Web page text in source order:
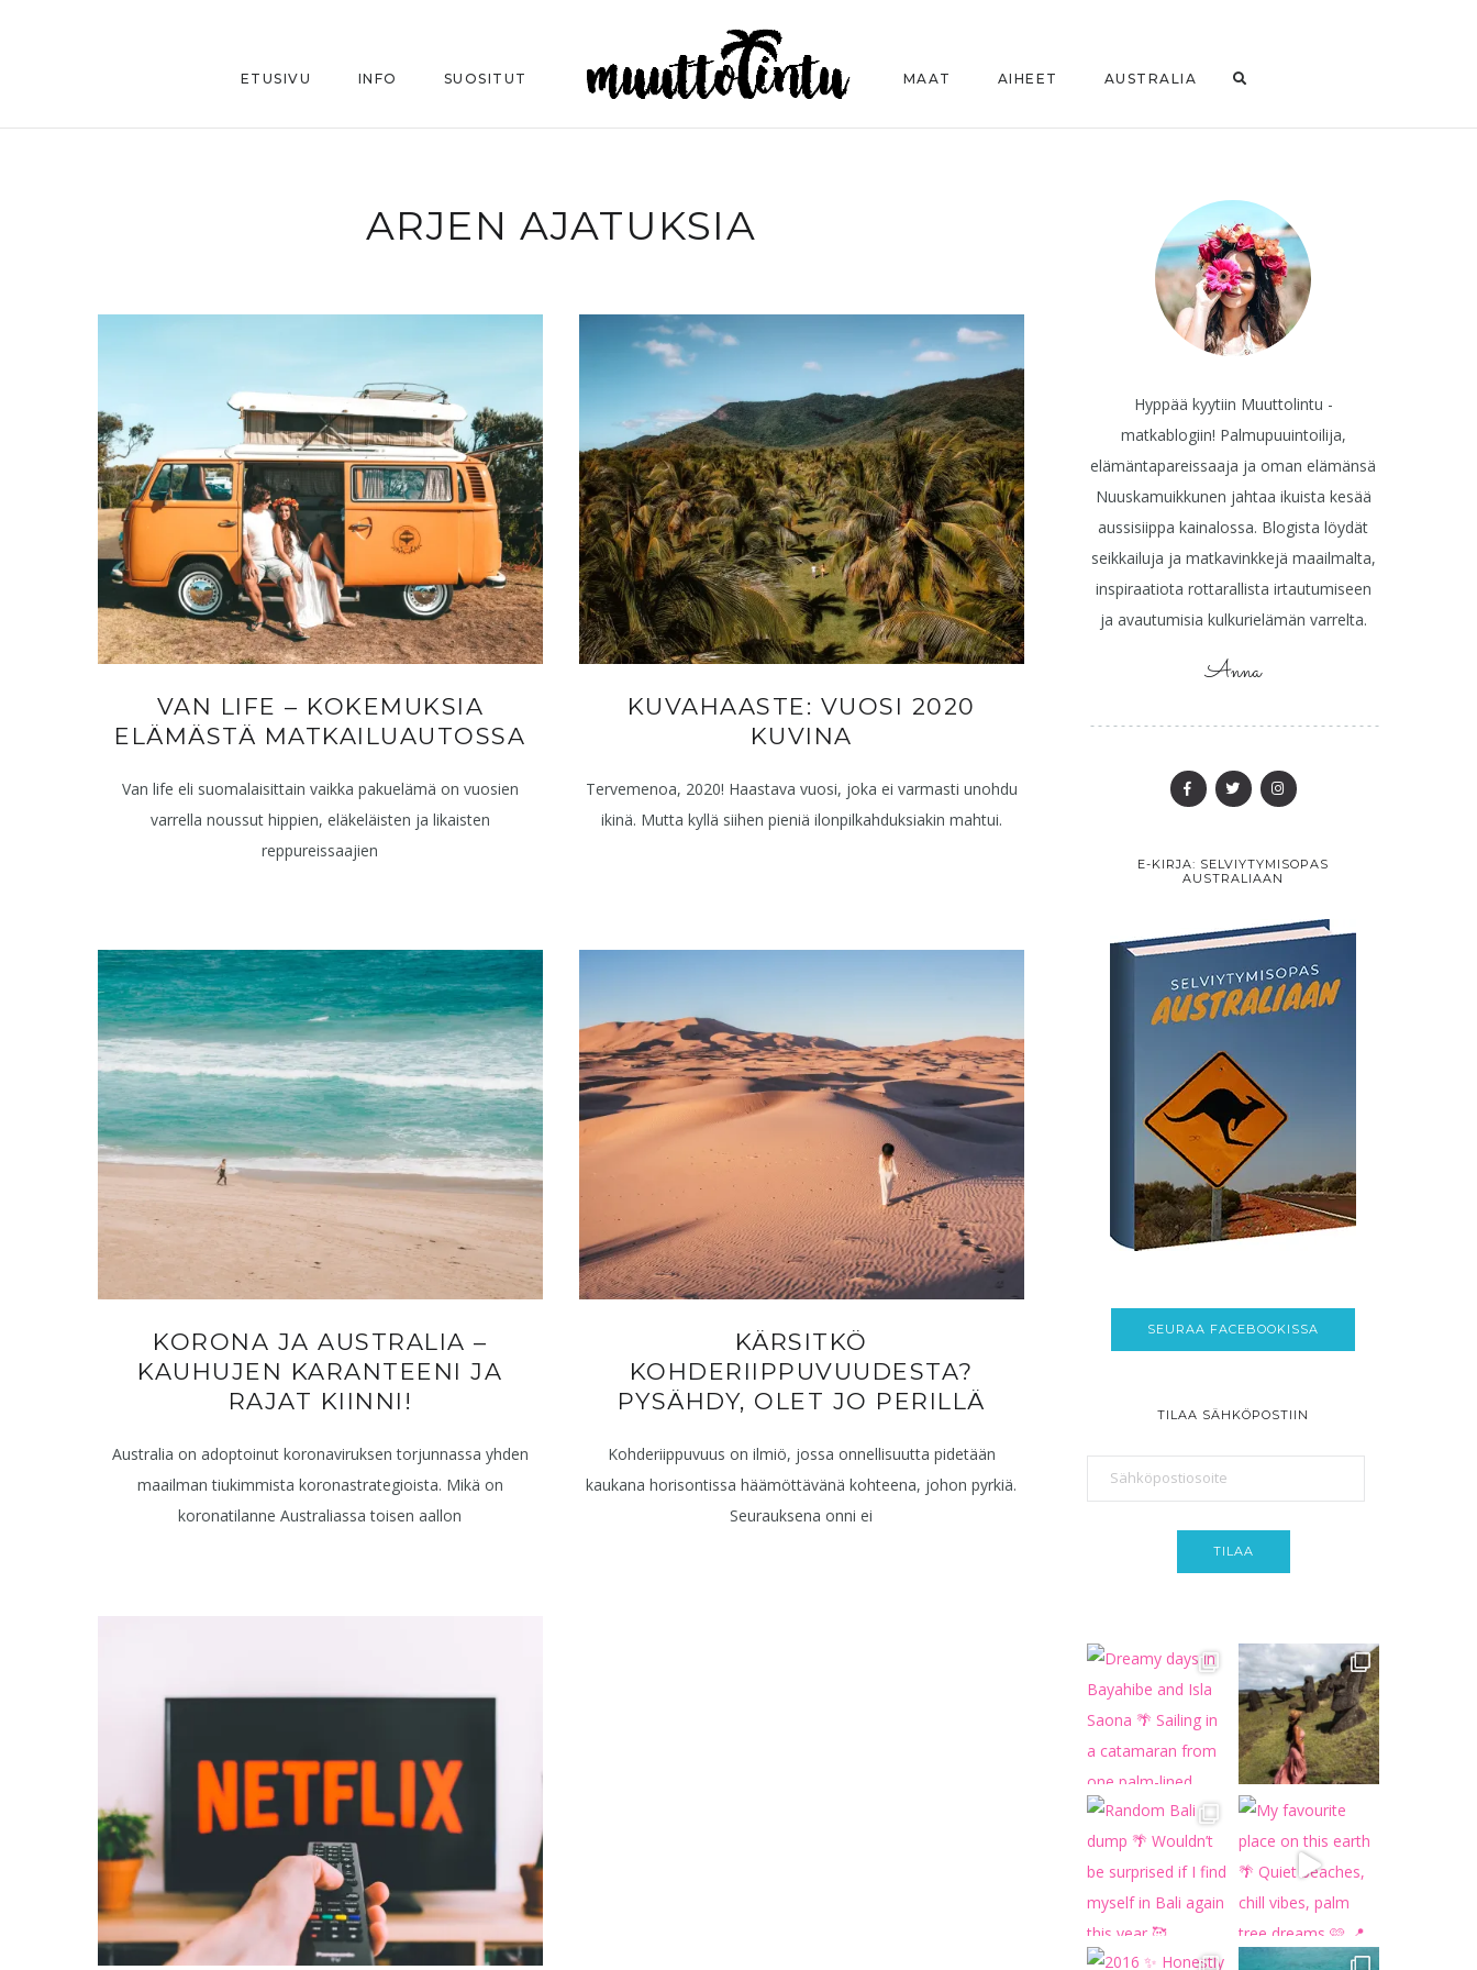
ETUSIVU INFO SUOSITUT MAAT AIHEET AUSTRALIA
ARJEN AJATUKSIA
VAN LIFE – KOKEMUKSIA
ELÄMÄSTÄ MATKAILUAUTOSSA
Van life eli suomalaisittain vaikka pakuelämä on vuosien
varrella noussut hippien, eläkeläisten ja likaisten
reppureissaajien
KUVAHAASTE: VUOSI 2020
KUVINA
Tervemenoa, 2020! Haastava vuosi, joka ei varmasti unohdu
ikinä. Mutta kyllä siihen pieniä ilonpilkahduksiakin mahtui.
KORONA JA AUSTRALIA –
KAUHUJEN KARANTEENI JA
RAJAT KIINNI!
Australia on adoptoinut koronaviruksen torjunnassa yhden
maailman tiukimmista koronastrategioista. Mikä on
koronatilanne Australiassa toisen aallon
KÄRSITKÖ
KOHDERIIPPUVUUDESTA?
PYSÄHDY, OLET JO PERILLÄ
Kohderiippuvuus on ilmiö, jossa onnellisuutta pidetään
kaukana horisontissa häämöttävänä kohteena, johon pyrkiä.
Seurauksena onni ei
Hyppää kyytiin Muuttolintu -
matkablogiin! Palmupuuintoilija,
elämäntapareissaaja ja oman elämänsä
Nuuskamuikkunen jahtaa ikuista kesää
aussisiippa kainalossa. Blogista löydät
seikkailuja ja matkavinkkejä maailmalta,
inspiraatiota rottarallista irtautumiseen
ja avautumisia kulkurielämän varrelta.
Anna
E-KIRJA: SELVIYTYMISOPAS
AUSTRALIAAN
SEURAA FACEBOOKISSA
TILAA SÄHKÖPOSTIIN
Sähköpostiosoite
TILAA